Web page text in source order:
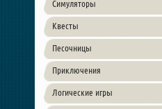
Симуляторы
Квесты
Песочницы
Приключения
Логические игры